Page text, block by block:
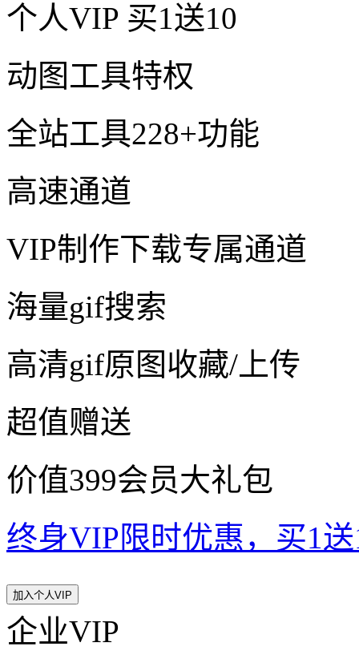
个人VIP 买1送10
动图工具特权
全站工具228+功能
高速通道
VIP制作下载专属通道
海量gif搜索
高清gif原图收藏/上传
超值赠送
价值399会员大礼包
终身VIP限时优惠，买1
加入个人VIP
企业VIP